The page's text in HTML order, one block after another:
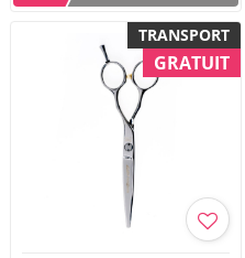
TRANSPORT
GRATUIT